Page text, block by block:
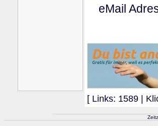
eMail
[ Links: 1589 |